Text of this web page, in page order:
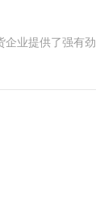
业提供了强有